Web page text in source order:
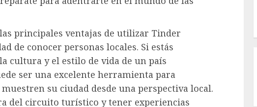
las principales ventajas de utilizar Tinder
de conocer personas locales. Si estás
cultura y el estilo de vida de un país
ser una excelente herramienta para
su ciudad desde una perspectiva local.
del circuito turístico y tener experiencias